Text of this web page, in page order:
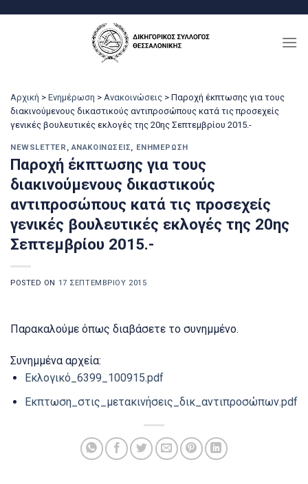
Αρχική > Ενημέρωση > Ανακοινώσεις > Παροχή έκπτωσης για τους
διακινούμενους δικαστικούς αντιπροσώπους κατά τις προσεχείς
γενικές βουλευτικές εκλογές της 20ης Σεπτεμβρίου 2015.-
NEWSLETTER ,ΑΝΑΚΟΙΝΏΣΕΙΣ, ΕΝΗΜΈΡΩΣΗ
Παροχή έκπτωσης για τους
διακινούμενους δικαστικούς
αντιπροσώπους κατά τις προσεχείς
γενικές βουλευτικές εκλογές της 20ης
Σεπτεμβρίου 2015.-
POSTED ON 17 ΣΕΠΤΕΜΒΡΊΟΥ 2015
Παρακαλούμε όπως διαβάσετε το συνημμένο.
Συνημμένα αρχεία:
Εκλογικό_6399_100915.pdf
Εκπτωση_στις_μετακινήσεις_δικ_αντιπροσώπων.pdf